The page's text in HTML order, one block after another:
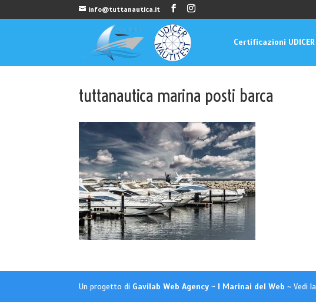
info@tuttanautica.it
Certificazioni UDICER
tuttanautica marina posti barca
Un progetto di Gavilab Web Agency ~ I Marinai del Web ~ Vedi la